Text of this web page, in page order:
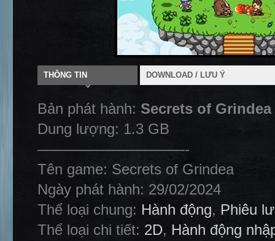
THÔNG TIN DOWNLOAD / LƯU Ý
Bản phát hành: Secrets of Grindea
Dung lượng: 1.3 GB
——————————-
Tên game: Secrets of Grindea
Ngày phát hành: 29/02/2024
Thể loại chung: Hành động, Phiêu
Thể loại chi tiết: 2D, Hành động